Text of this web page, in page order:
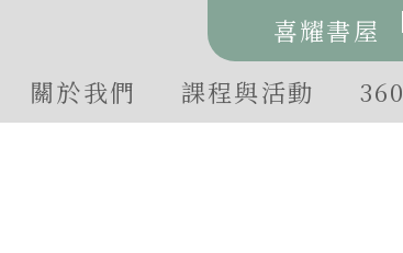
喜耀書屋
關於我們 課程與活動 360